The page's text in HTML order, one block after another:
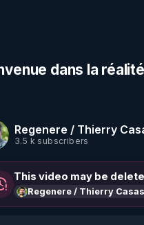
dans la
Regenere / Thierry
3.5 k subscribers
This video may be
Regenere / Thierry